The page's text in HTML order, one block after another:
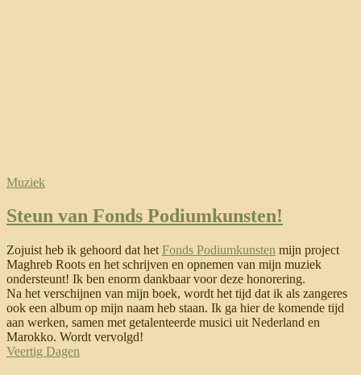
Muziek
Steun van Fonds Podiumkunsten!
Zojuist heb ik gehoord dat het Fonds Podiumkunsten mijn project
Maghreb Roots en het schrijven en opnemen van mijn muziek
ondersteunt! Ik ben enorm dankbaar voor deze honorering.
Na het verschijnen van mijn boek, wordt het tijd dat ik als zangeres
ook een album op mijn naam heb staan. Ik ga hier de komende tijd
aan werken, samen met getalenteerde musici uit Nederland en
Marokko. Wordt vervolgd!
Veertig Dagen